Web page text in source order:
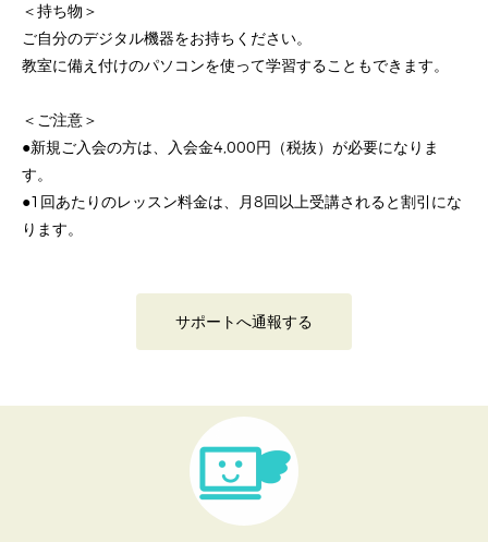
＜持ち物＞
ご自分のデジタル機器をお持ちください。
教室に備え付けのパソコンを使って学習することもできます。
＜ご注意＞
●新規ご入会の方は、入会金4,000円（税抜）が必要になりま
す。
●1回あたりのレッスン料金は、月8回以上受講されると割引にな
ります。
サポートへ通報する